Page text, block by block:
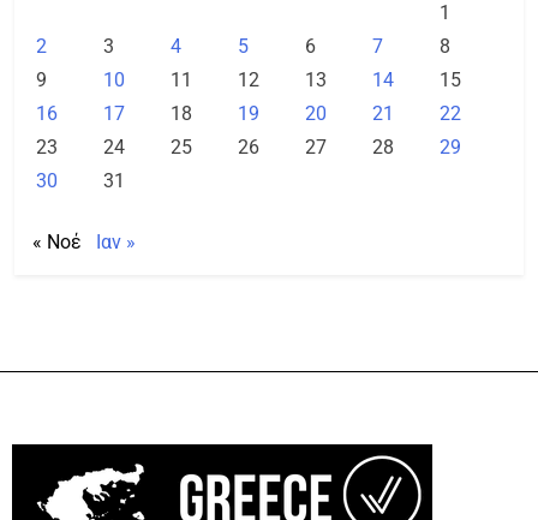
1
2
3 4 5 6 7
8
9
10 11 12 13 14
15
16
17 18 19 20 21
22
23
24 25 26 27 28
29
30
31
« Νοέ Ιαν »